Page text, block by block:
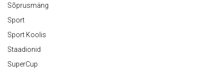
Sõprusmäng
Sport
Sport Koolis
Staadionid
SuperCup